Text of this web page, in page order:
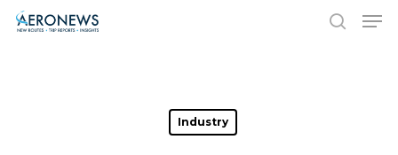
Hit enter to search or ESC to close
Industry